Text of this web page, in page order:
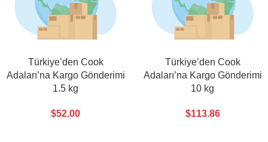
Türkiye’den Cook
Adaları’na Kargo Gönderimi
1.5 kg
$52.00
Türkiye’den Cook
Adaları’na Kargo Gönderimi
10 kg
$113.86